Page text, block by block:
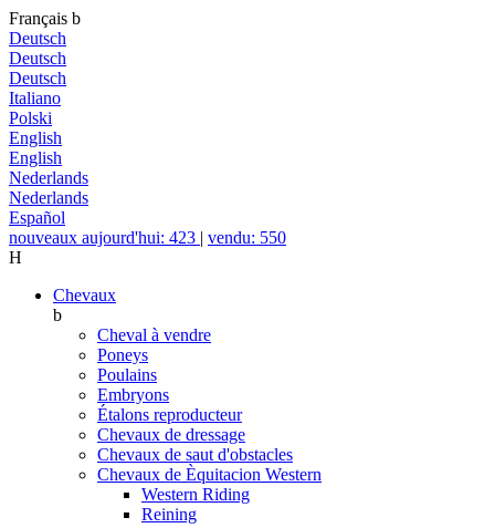
Français b
Deutsch
Deutsch
Deutsch
Italiano
Polski
English
English
Nederlands
Nederlands
Español
nouveaux aujourd'hui: 423 | vendu: 550
H
Chevaux
b
Cheval à vendre
Poneys
Poulains
Embryons
Étalons reproducteur
Chevaux de dressage
Chevaux de saut d'obstacles
Chevaux de Èquitacion Western
Western Riding
Reining